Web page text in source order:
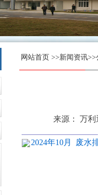
网站首页 >>新闻资讯>>
来源： 万
2024年10月 废水